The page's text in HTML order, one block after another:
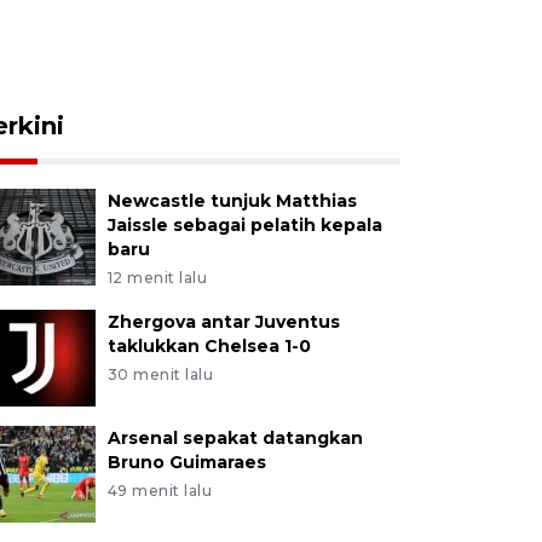
Newcastle tunjuk Matthias
Jaissle sebagai pelatih kepala
baru
12 menit lalu
Zhergova antar Juventus
taklukkan Chelsea 1-0
30 menit lalu
Arsenal sepakat datangkan
Bruno Guimaraes
49 menit lalu